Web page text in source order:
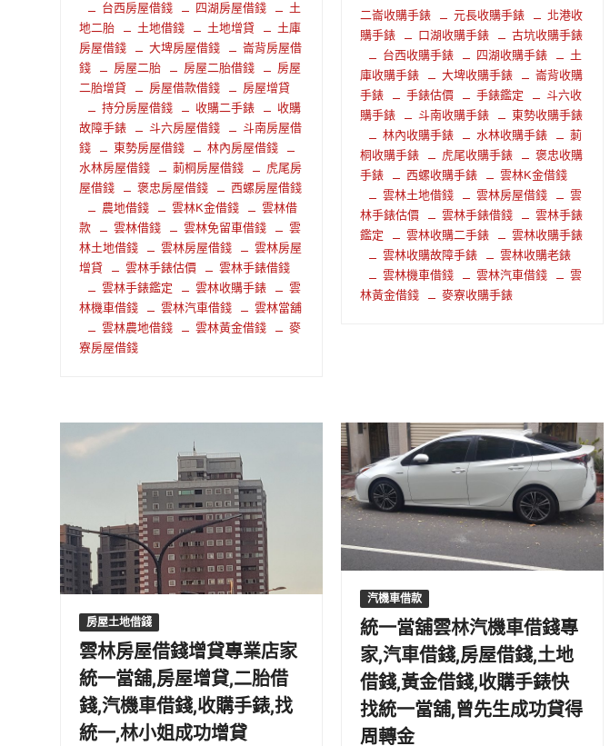
台西房屋借錢
四湖房屋借錢
土
地二胎
土地借錢 土地增貸
土庫
房屋借錢
大埤房屋借錢
崙背房屋借
錢
房屋二胎 房屋二胎借錢
房屋
二胎增貸
房屋借款借錢
房屋增貸
持分房屋借錢
收購二手錶
收購
故障手錶
斗六房屋借錢
斗南房屋借
錢
東勢房屋借錢
林內房屋借錢
水林房屋借錢
莿桐房屋借錢
虎尾房
屋借錢
褒忠房屋借錢
西螺房屋借錢
農地借錢
雲林K金借錢
雲林借
款
雲林借錢 雲林免留車借錢
雲
林土地借錢
雲林房屋借錢
雲林房屋
增貸
雲林手錶估價
雲林手錶借錢
雲林手錶鑑定
雲林收購手錶
雲
林機車借錢
雲林汽車借錢
雲林當舖
雲林農地借錢
雲林黃金借錢
麥
寮房屋借錢
二崙收購手錶 元長收購手錶
北港收
購手錶
口湖收購手錶
古坑收購手錶
台西收購手錶
四湖收購手錶
土
庫收購手錶
大埤收購手錶
崙背收購
手錶
手錶估價 手錶鑑定
斗六收
購手錶
斗南收購手錶
東勢收購手錶
林內收購手錶
水林收購手錶
莿
桐收購手錶
虎尾收購手錶
褒忠收購
手錶
西螺收購手錶
雲林K金借錢
雲林土地借錢
雲林房屋借錢
雲
林手錶估價
雲林手錶借錢
雲林手錶
鑑定
雲林收購二手錶
雲林收購手錶
雲林收購故障手錶
雲林收購老錶
雲林機車借錢
雲林汽車借錢
雲
林黃金借錢
麥寮收購手錶
房屋土地借錢
雲林房屋借錢增貸專業店家
統一當舖,房屋增貸,二胎借
錢,汽機車借錢,收購手錶,找
統一,林小姐成功增貸
汽機車借款
統一當舖雲林汽機車借錢專
家,汽車借錢,房屋借錢,土地
借錢,黃金借錢,收購手錶快
找統一當舖,曾先生成功貸得
周轉金